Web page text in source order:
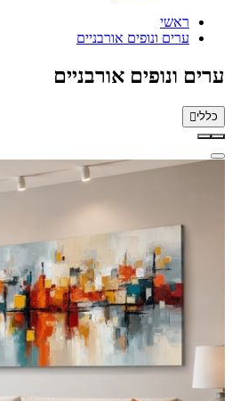
ראשי
ערים ונופים אורבניים
ערים ונופים אורבניים
כללי